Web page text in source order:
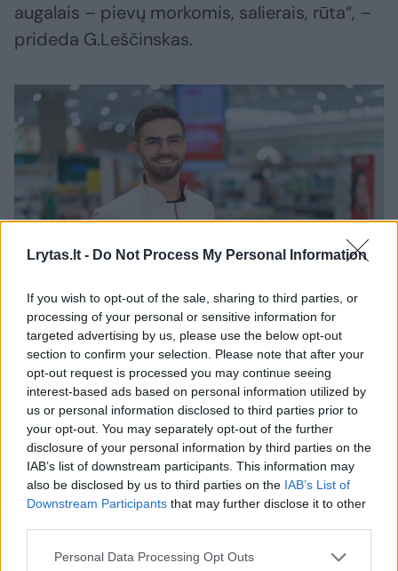
Lrytas.lt - Do Not Process My Personal Information
If you wish to opt-out of the sale, sharing to third parties, or
processing of your personal or sensitive information for
targeted advertising by us, please use the below opt-out
section to confirm your selection. Please note that after your
opt-out request is processed you may continue seeing
interest-based ads based on personal information utilized by
us or personal information disclosed to third parties prior to
your opt-out. You may separately opt-out of the further
disclosure of your personal information by third parties on the
IAB’s list of downstream participants. This information may
also be disclosed by us to third parties on the IAB’s List of
Downstream Participants that may further disclose it to other
Personal Data Processing Opt Outs
augalais – pievų morkomis, salierais, rūta“, –
prideda G.Leščinskas.
Daugiau nuotraukų (3)
vaistininkas Gabrielius Leščinskas
Pranešimo spaudai nuotr.
Kaip apsaugoti odą?
Pastebint fotodermatito simptomus, visų